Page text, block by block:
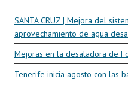
SANTA CRUZ | Mejora del
aprovechamiento de agua
Mejoras en la desaladora de
Tenerife inicia agosto con las